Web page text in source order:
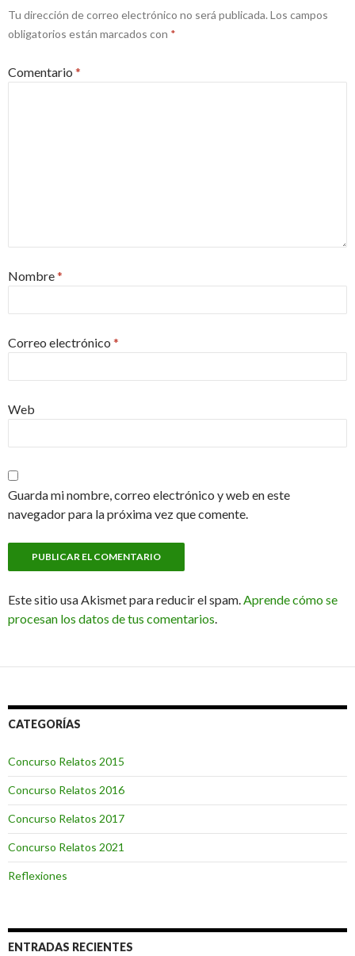
Tu dirección de correo electrónico no será publicada. Los campos
obligatorios están marcados con *
Comentario *
Nombre*
Correo electrónico *
Web
Guarda mi nombre, correo electrónico y web en este
navegador para la próxima vez que comente.
Este sitio usa Akismet para reducir el spam.Aprende cómo se
procesan los datos de tus comentarios.
CATEGORÍAS
Concurso Relatos 2015
Concurso Relatos 2016
Concurso Relatos 2017
Concurso Relatos 2021
Reflexiones
ENTRADAS RECIENTES